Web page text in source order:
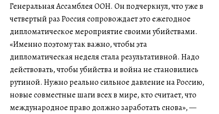
Генеральная Ассамблея ООН. Он подчеркнул, что уже в
четвертый раз Россия сопровождает это ежегодное
дипломатическое мероприятие своими убийствами.
«Именно поэтому так важно, чтобы эта
дипломатическая неделя стала результативной. Надо
действовать, чтобы убийства и война не становились
рутиной. Нужно реально сильное давление на Россию,
новые совместные шаги всех в мире, кто считает, что
международное право должно заработать снова», —